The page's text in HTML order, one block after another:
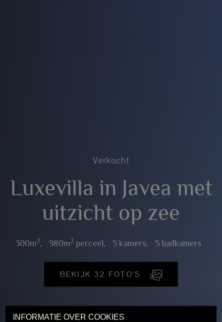
INFORMATIE OVER COOKIES
Verkocht
Luxevilla in Javea met
uitzicht op zee
300m2, 980m2 perceel, 5 kamers, 5 badkamers
BEKIJK 32 FOTO'S